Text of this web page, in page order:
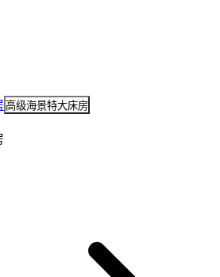
高级海景特大床房